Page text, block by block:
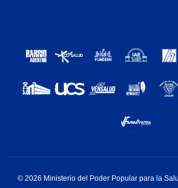
© 2026 Ministerio del Poder Popular para la